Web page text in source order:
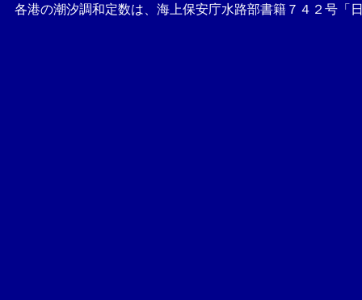
各港の潮汐調和定数は、海上保安庁水路部書籍７４２号「